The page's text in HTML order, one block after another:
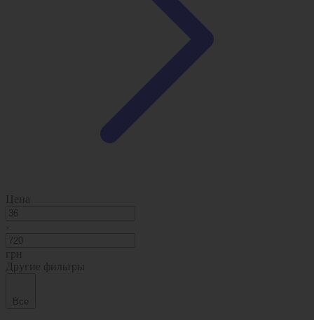
Цена
-
грн
Другие фильтры
Все